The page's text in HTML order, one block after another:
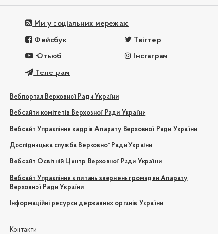
Ми у соціальних мережах:
Фейсбук Твіттер
Ютьюб Інстаграм
Телеграм
Вебпортал Верховної Ради України
Вебсайти комітетів Верховної Ради України
Вебсайт Управління кадрів Апарату Верховної Ради України
Дослідницька служба Верховної Ради України
Вебсайт Освітній Центр Верховної Ради України
Вебсайт Управління з питань звернень громадян Апарату
Верховної Ради України
Інформаційні ресурси державних органів України
Контакти